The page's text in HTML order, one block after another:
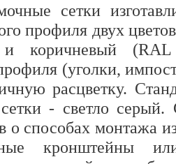
сетки
профиля двух
коричневый (RAL
(уголки,
расцветку.
- светло
о способах монтажа
кронштейны